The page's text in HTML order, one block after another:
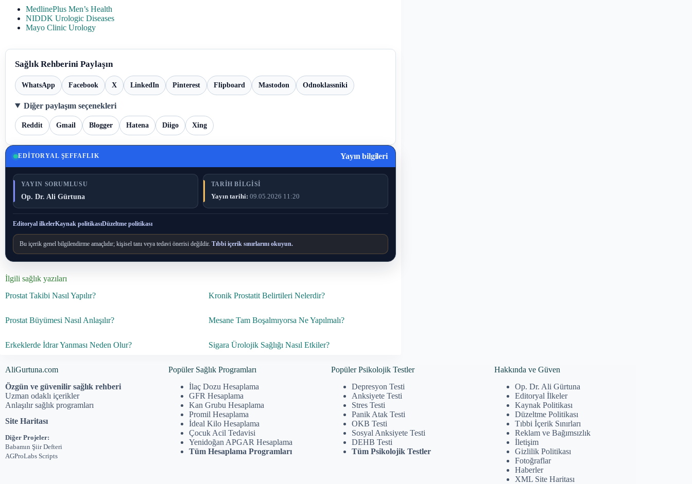
MedlinePlus Men’s Health
NIDDK Urologic Diseases
Mayo Clinic Urology
Sağlık Rehberini Paylaşın
WhatsApp Facebook X LinkedIn Pinterest Flipboard Mastodon Odnoklassniki
Diğer paylaşım seçenekleri
Reddit Gmail Blogger Hatena Diigo Xing
EDITORYAL ŞEFFAFLIK Yayın bilgileri
YAYIN SORUMLUSU
Op. Dr. Ali Gürtuna
TARIH BILGISI
Yayın tarihi: 09.05.2026 11:20
Editoryal ilkelerKaynak politikasıDüzeltme politikası
Bu içerik genel bilgilendirme amaçlıdır; kişisel tanı veya tedavi önerisi değildir. Tıbbi içerik sınırlarını okuyun.
İlgili sağlık yazıları
Prostat Takibi Nasıl Yapılır?
Kronik Prostatit Belirtileri Nelerdir?
Prostat Büyümesi Nasıl Anlaşılır? Mesane Tam Boşalmıyorsa Ne Yapılmalı?
Erkeklerde İdrar Yanması Neden Olur? Sigara Ürolojik Sağlığı Nasıl Etkiler?
AliGurtuna.com
Özgün ve güvenilir sağlık rehberi
Uzman odaklı içerikler
Anlaşılır sağlık programları
Site Haritası
Diğer Projeler:
Babamın Şiir Defteri
AGProLabs Scripts
Popüler Sağlık Programları
İlaç Dozu Hesaplama
GFR Hesaplama
Kan Grubu Hesaplama
Promil Hesaplama
İdeal Kilo Hesaplama
Çocuk Acil Tedavisi
Yenidoğan APGAR Hesaplama
Tüm Hesaplama Programları
Popüler Psikolojik Testler
Depresyon Testi
Anksiyete Testi
Stres Testi
Panik Atak Testi
OKB Testi
Sosyal Anksiyete Testi
DEHB Testi
Tüm Psikolojik Testler
Hakkında ve Güven
Op. Dr. Ali Gürtuna
Editoryal İlkeler
Kaynak Politikası
Düzeltme Politikası
Tıbbi İçerik Sınırları
Reklam ve Bağımsızlık
İletişim
Gizlilik Politikası
Fotoğraflar
Haberler
XML Site Haritası